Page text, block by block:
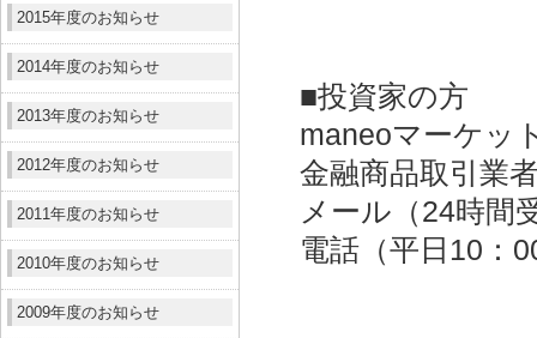
2015年度のお知らせ
2014年度のお知らせ
2013年度のお知らせ
2012年度のお知らせ
2011年度のお知らせ
2010年度のお知らせ
2009年度のお知らせ
■投資家の方
maneoマーケッ
金融商品取引業
メール（24時間
電話（平日10：